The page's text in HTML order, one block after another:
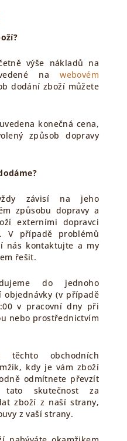
výše nákladů na
na
webovém
dodání zboží můžete
konečná cena,
způsob dopravy
závisí na jeho
způsobu dopravy a
externími dopravci
V případě problémů
nás kontaktujte a my
řešit.
do jednoho
(v případě
v pracovní dny při
nebo prostřednictvím
těchto obchodních
kdy je vám zboží
odmítnete převzít
tato skutečnost za
zboží z naší strany,
z vaší strany.